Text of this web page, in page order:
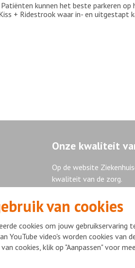
kunnen het beste parkeren
+ Ridestrook waar in- en uitgestapt
Onze kwaliteit
Op de website
kwaliteit van de zorg.
Ziekenhuischeck
Copyright Flevoziekenhuis 2026
van cookies
cookies om jouw
YouTube video's worden cookies van
cookies, klik op "Aanpassen" voor